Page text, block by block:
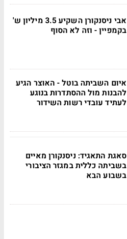
אבי ניסנקורן השקיע 3.5 מיליון ש'
בקמפיין - וזה לא הסוף
איום השביתה בוטל - האוצר הגיע
להבנות מול ההסתדרות בנוגע
לעתיד עובדי רשות השידור
סאגת התאגיד: ניסנקורן מאיים
בשביתה כללית במגזר הציבורי
בשבוע הבא